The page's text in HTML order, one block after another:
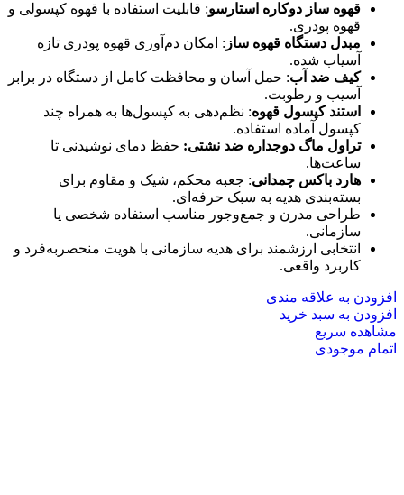
قهوه ساز دوکاره استارسو: قابلیت استفاده با قهوه کپسولی و
قهوه پودری.
مبدل دستگاه قهوه ساز : امکان دم‌آوری قهوه پودری تازه
آسیاب شده.
کیف ضد آب: حمل آسان و محافظت کامل از دستگاه در برابر
آسیب و رطوبت.
استند کپسول قهوه: نظم‌دهی به کپسول‌ها به همراه چند
کپسول آماده استفاده.
تراول ماگ دوجداره ضد نشتی: حفظ دمای نوشیدنی تا
ساعت‌ها.
هارد باکس چمدانی: جعبه محکم، شیک و مقاوم برای
بسته‌بندی هدیه به سبک حرفه‌ای.
طراحی مدرن و جمع‌وجور مناسب استفاده شخصی یا
سازمانی.
انتخابی ارزشمند برای هدیه سازمانی با هویت منحصربه‌فرد و
کاربرد واقعی.
افزودن به علاقه مندی
افزودن به سبد خرید
مشاهده سریع
اتمام موجودی